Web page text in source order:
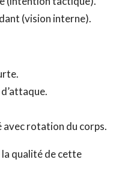
(vision interne).
avec rotation du corps.
la qualité de cette